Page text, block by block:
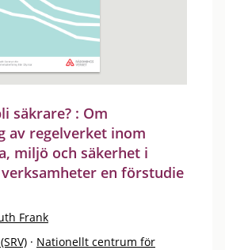
säkrare? : Om
av regelverket inom
miljö och säkerhet i
en förstudie
Frank
· Nationellt centrum för